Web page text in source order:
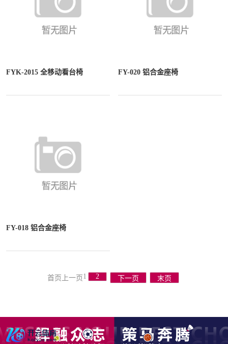
FYK-2015 全移动看台椅 FY-020 铝合金座椅
FY-018 铝合金座椅
首页 上一页 1 2 下一页 末页